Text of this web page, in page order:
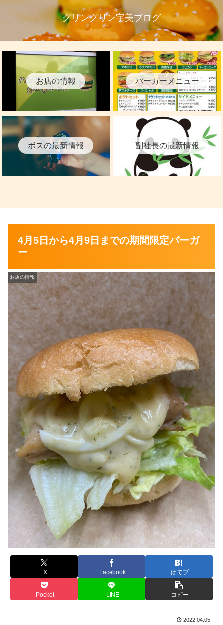
グリングリン宇美ブログ
お店の情報 バーガーメニュー
ボスの最新情報 副社長の最新情報
4月5日から4月9日までの期間限定バーガ
ー
お店の情報
X Facebook はてブ
Pocket LINE コピー
2022.04.05